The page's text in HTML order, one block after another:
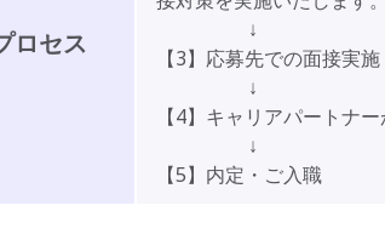
ロセス
↓
【3】応募先での面接実施
↓
【4】キャリアパートナ
↓
【5】内定・ご入職